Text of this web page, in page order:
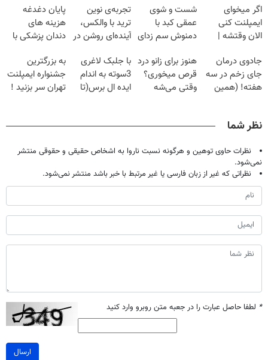
اگر میخوای
ایمپلنت کنی
الان وقتشه |
میلیون تومان!!!
شست و شوی
عمقی کبد با
دمنوش سم زدای
تجربه‌ی نوین
ترید با والکس،
آینده‌ای روشن در
پایان دغدغه
هزینه های
دندان پزشکی با
خانگی
جادوی درمان
جای زخم در سه
هفته! (همین
هنوز برای زانو درد
قرص میخوری؟
وقتی می‌شه
با جلبک لاغری
3سوته به اندام
ایده ال برس(تا
به بزرگترین
جشنواره ایمپلنت
تهران سر بزنید !
نظر شما
نظرات حاوی توهین و هرگونه نسبت ناروا به اشخاص حقیقی و حقوقی منتشر
نمی‌شود.
نظراتی که غیر از زبان فارسی یا غیر مرتبط با خبر باشد منتشر نمی‌شود.
* لطفا حاصل عبارت را در جعبه متن روبرو وارد کنید
ارسال